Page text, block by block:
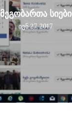
მეგობართა სიები
ივნ 27, 2017